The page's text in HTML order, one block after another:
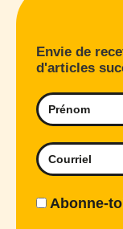
Envie de
d'articles
Abonne-